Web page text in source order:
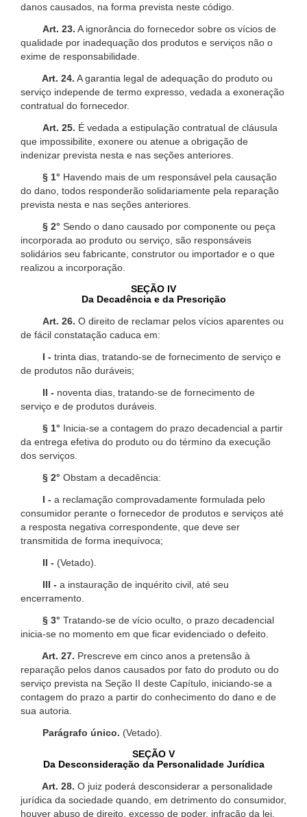
danos causados, na forma prevista neste código.
Art. 23. A ignorância do fornecedor sobre os vícios de
qualidade por inadequação dos produtos e serviços não o
exime de responsabilidade.
Art. 24. A garantia legal de adequação do produto ou
serviço independe de termo expresso, vedada a exoneração
contratual do fornecedor.
Art. 25. É vedada a estipulação contratual de cláusula
que impossibilite, exonere ou atenue a obrigação de
indenizar prevista nesta e nas seções anteriores.
§ 1° Havendo mais de um responsável pela causação
do dano, todos responderão solidariamente pela reparação
prevista nesta e nas seções anteriores.
§ 2° Sendo o dano causado por componente ou peça
incorporada ao produto ou serviço, são responsáveis
solidários seu fabricante, construtor ou importador e o que
realizou a incorporação.
SEÇÃO IV
Da Decadência e da Prescrição
Art. 26. O direito de reclamar pelos vícios aparentes ou
de fácil constatação caduca em:
I - trinta dias, tratando-se de fornecimento de serviço e
de produtos não duráveis;
II - noventa dias, tratando-se de fornecimento de
serviço e de produtos duráveis.
§ 1° Inicia-se a contagem do prazo decadencial a partir
da entrega efetiva do produto ou do término da execução
dos serviços.
§ 2° Obstam a decadência:
I - a reclamação comprovadamente formulada pelo
consumidor perante o fornecedor de produtos e serviços até
a resposta negativa correspondente, que deve ser
transmitida de forma inequívoca;
II - (Vetado).
III - a instauração de inquérito civil, até seu
encerramento.
§ 3° Tratando-se de vício oculto, o prazo decadencial
inicia-se no momento em que ficar evidenciado o defeito.
Art. 27. Prescreve em cinco anos a pretensão à
reparação pelos danos causados por fato do produto ou do
serviço prevista na Seção II deste Capítulo, iniciando-se a
contagem do prazo a partir do conhecimento do dano e de
sua autoria.
Parágrafo único. (Vetado).
SEÇÃO V
Da Desconsideração da Personalidade Jurídica
Art. 28. O juiz poderá desconsiderar a personalidade
jurídica da sociedade quando, em detrimento do consumidor,
houver abuso de direito, excesso de poder, infração da lei,